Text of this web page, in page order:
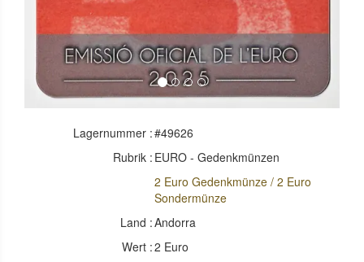
Lagernummer :#49626
Rubrik : EURO - Gedenkmünzen
2 Euro Gedenkmünze / 2 Euro
Sondermünze
Land :Andorra
Wert :2 Euro